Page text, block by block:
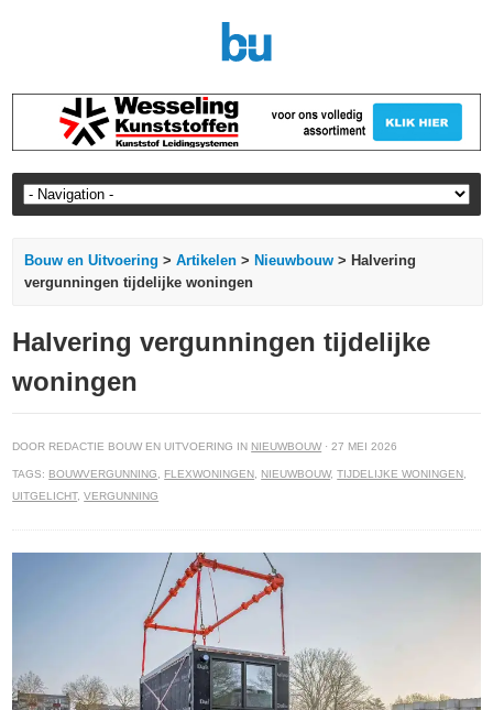
Bouw en Uitvoering >Artikelen > Nieuwbouw > Halvering
vergunningen tijdelijke woningen
Halvering vergunningen tijdelijke
woningen
DOOR REDACTIE BOUW EN UITVOERING IN NIEUWBOUW· 27 MEI 2026
TAGS: BOUWVERGUNNING, FLEXWONINGEN, NIEUWBOUW,TIJDELIJKE WONINGEN,
UITGELICHT,VERGUNNING